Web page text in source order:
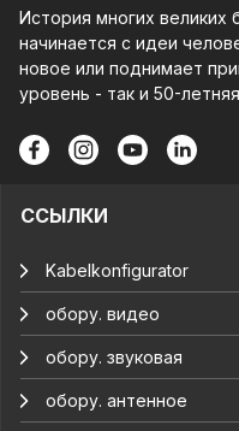
История многих великих
начинается с идеи
новое или поднимает
уровень - так и 50-
ССЫЛКИ
Kabelkonfigurator
обору. видео
обору. звуковая
обору. антенное